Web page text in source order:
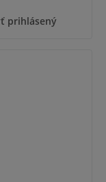
prihlásený